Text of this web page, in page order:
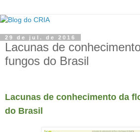
29 de jul. de 2016
Lacunas de
fungos do Brasil
Lacunas de conhecimento da
do Brasil